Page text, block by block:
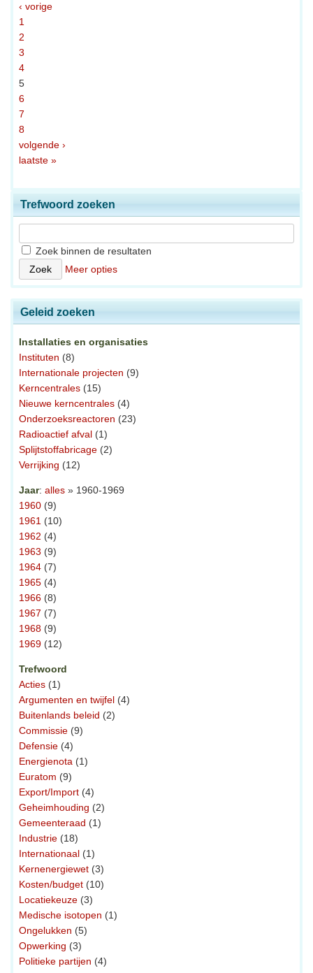
‹ vorige
1
2
3
4
5
6
7
8
volgende ›
laatste »
Trefwoord zoeken
Zoek binnen de resultaten
Meer opties
Geleid zoeken
Installaties en organisaties
Instituten (8)
Internationale projecten (9)
Kerncentrales (15)
Nieuwe kerncentrales (4)
Onderzoeksreactoren (23)
Radioactief afval (1)
Splijtstoffabricage (2)
Verrijking (12)
Jaar: alles » 1960-1969
1960 (9)
1961 (10)
1962 (4)
1963 (9)
1964 (7)
1965 (4)
1966 (8)
1967 (7)
1968 (9)
1969 (12)
Trefwoord
Acties (1)
Argumenten en twijfel (4)
Buitenlands beleid (2)
Commissie (9)
Defensie (4)
Energienota (1)
Euratom (9)
Export/Import (4)
Geheimhouding (2)
Gemeenteraad (1)
Industrie (18)
Internationaal (1)
Kernenergiewet (3)
Kosten/budget (10)
Locatiekeuze (3)
Medische isotopen (1)
Ongelukken (5)
Opwerking (3)
Politieke partijen (4)